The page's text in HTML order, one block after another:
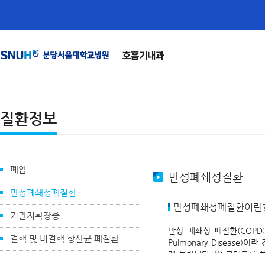
호흡기내과
질환정보
폐암
만성폐쇄성폐질환
기관지확장증
결핵 및 비결핵 항산균 폐질환
만성폐쇄성질환
만성폐쇄성폐질환이란
만성 폐쇄성 폐질환
Pulmonary Disease)이란